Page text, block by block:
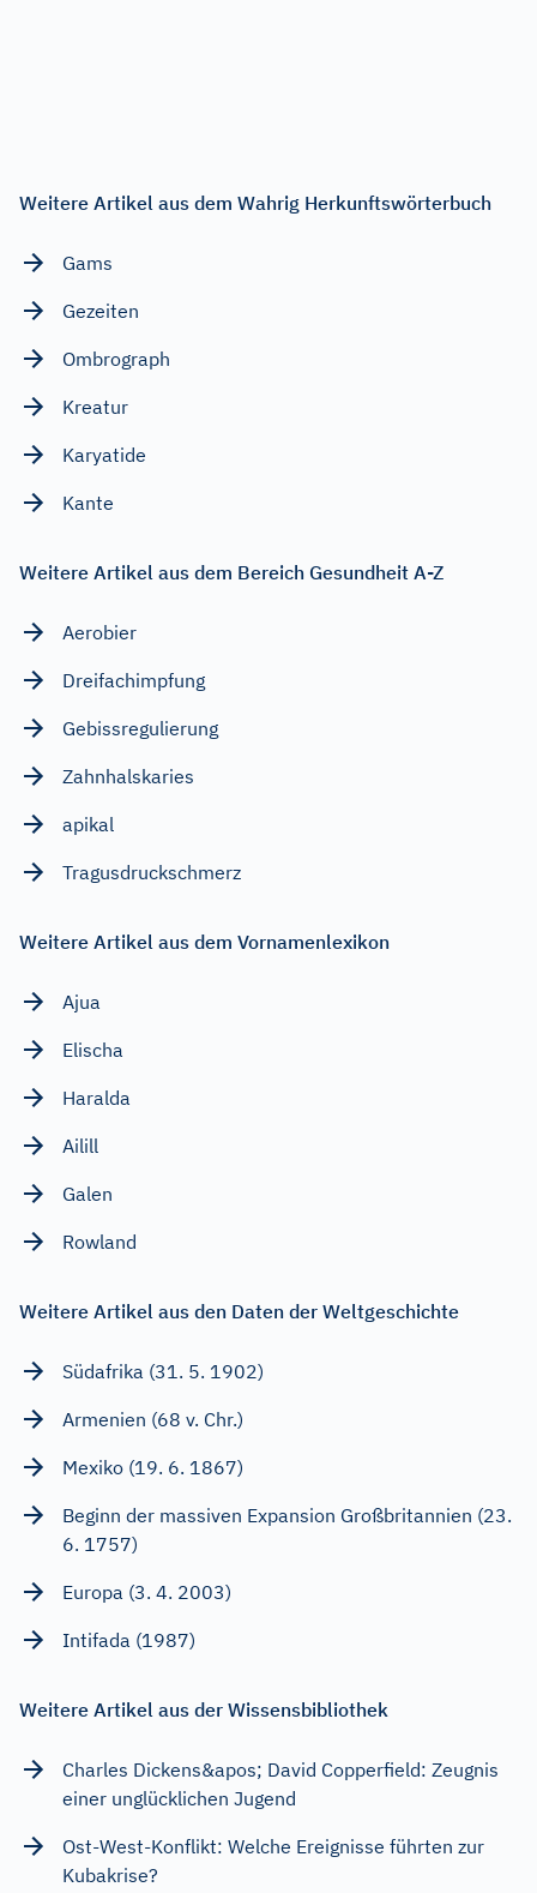
Weitere Artikel aus dem Wahrig Herkunftswörterbuch
Gams
Gezeiten
Ombrograph
Kreatur
Karyatide
Kante
Weitere Artikel aus dem Bereich Gesundheit A-Z
Aerobier
Dreifachimpfung
Gebissregulierung
Zahnhalskaries
apikal
Tragusdruckschmerz
Weitere Artikel aus dem Vornamenlexikon
Ajua
Elischa
Haralda
Ailill
Galen
Rowland
Weitere Artikel aus den Daten der Weltgeschichte
Südafrika (31. 5. 1902)
Armenien (68 v. Chr.)
Mexiko (19. 6. 1867)
Beginn der massiven Expansion Großbritannien (23.
6. 1757)
Europa (3. 4. 2003)
Intifada (1987)
Weitere Artikel aus der Wissensbibliothek
Charles Dickens&apos; David Copperfield: Zeugnis
einer unglücklichen Jugend
Ost-West-Konflikt: Welche Ereignisse führten zur
Kubakrise?